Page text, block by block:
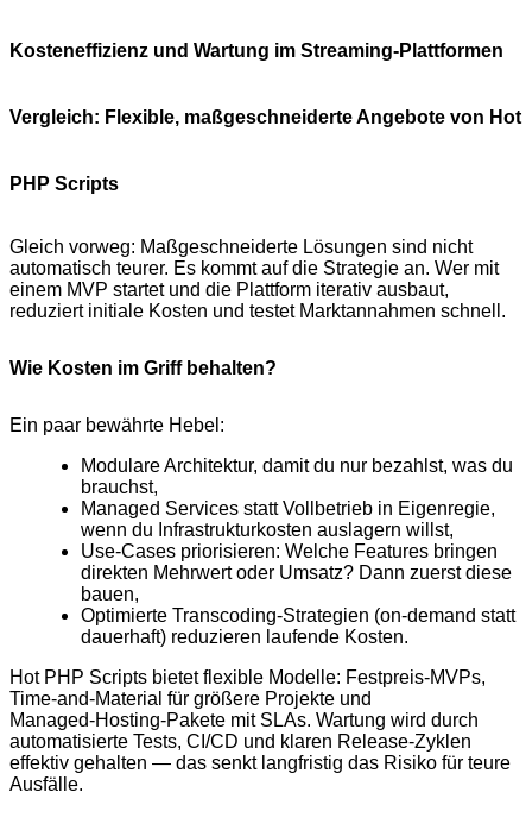
Kosteneffizienz und Wartung im Streaming‑Plattformen
Vergleich: Flexible, maßgeschneiderte Angebote von Hot
PHP Scripts
Gleich vorweg: Maßgeschneiderte Lösungen sind nicht
automatisch teurer. Es kommt auf die Strategie an. Wer mit
einem MVP startet und die Plattform iterativ ausbaut,
reduziert initiale Kosten und testet Marktannahmen schnell.
Wie Kosten im Griff behalten?
Ein paar bewährte Hebel:
Modulare Architektur, damit du nur bezahlst, was du
brauchst,
Managed Services statt Vollbetrieb in Eigenregie,
wenn du Infrastrukturkosten auslagern willst,
Use‑Cases priorisieren: Welche Features bringen
direkten Mehrwert oder Umsatz? Dann zuerst diese
bauen,
Optimierte Transcoding‑Strategien (on‑demand statt
dauerhaft) reduzieren laufende Kosten.
Hot PHP Scripts bietet flexible Modelle: Festpreis‑MVPs,
Time‑and‑Material für größere Projekte und
Managed‑Hosting‑Pakete mit SLAs. Wartung wird durch
automatisierte Tests, CI/CD und klaren Release‑Zyklen
effektiv gehalten — das senkt langfristig das Risiko für teure
Ausfälle.